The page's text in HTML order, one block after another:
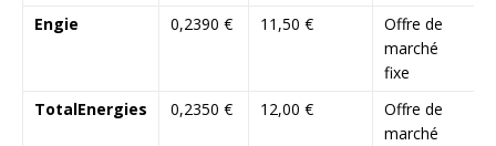
Engie
0,2390 € 11,50 €
Offre de
marché
fixe
TotalEnergies
0,2350 € 12,00 €
Offre de
marché